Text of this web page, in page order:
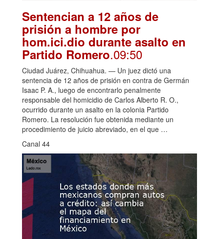
Sentencian a 12 años de
prisión a hombre por
hom.ici.dio durante asalto en
Partido Romero.09:50
Ciudad Juárez, Chihuahua. — Un juez dictó una
sentencia de 12 años de prisión en contra de Germán
Isaac P. A., luego de encontrarlo penalmente
responsable del homicidio de Carlos Alberto R. O.,
ocurrido durante un asalto en la colonia Partido
Romero. La resolución fue obtenida mediante un
procedimiento de juicio abreviado, en el que …
Canal 44